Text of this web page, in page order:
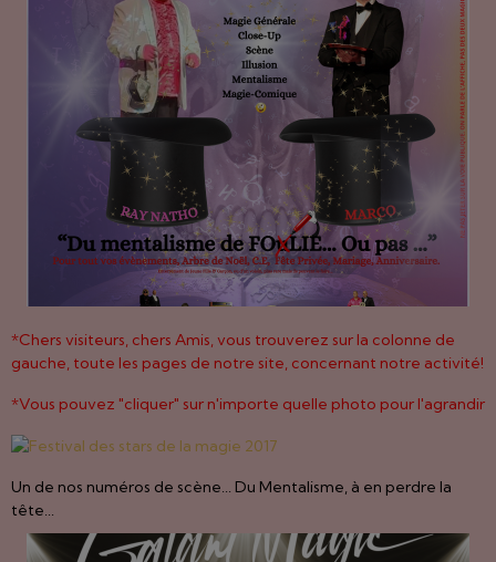
*Chers visiteurs, chers Amis, vous trouverez sur la colonne de
gauche, toute les pages de notre site, concernant notre activité!
*Vous pouvez "cliquer" sur n'importe quelle photo pour l'agrandir
Un de nos numéros de scène... Du Mentalisme, à en perdre la
tête...